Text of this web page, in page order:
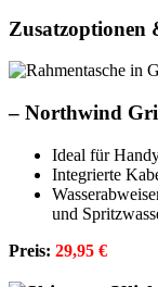
Zusatzoptionen
– Northwind
Ideal für
Integrierte
und
Preis: 29,95 €